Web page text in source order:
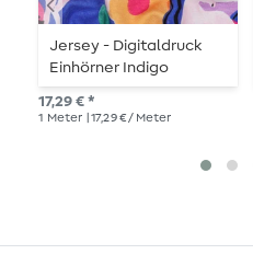
Jersey - Digitaldruck
Einhörner Indigo
17,29 € *
1 Meter | 17,29 € / Meter